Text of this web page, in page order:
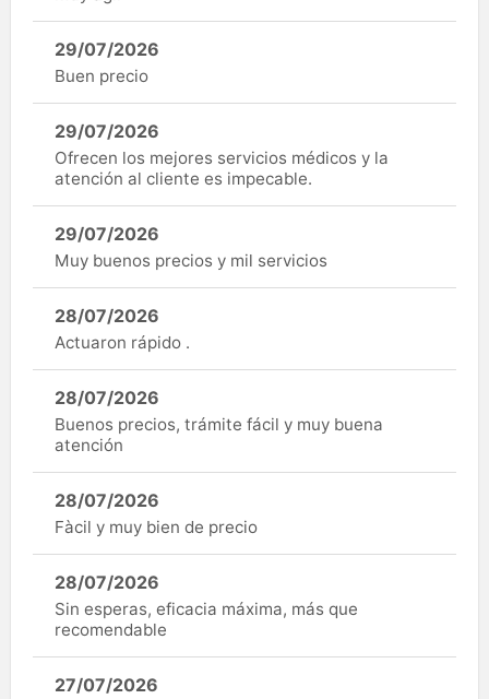
29/07/2026
Buen precio
29/07/2026
Ofrecen los mejores servicios médicos y la
atención al cliente es impecable.
29/07/2026
Muy buenos precios y mil servicios
28/07/2026
Actuaron rápido .
28/07/2026
Buenos precios, trámite fácil y muy buena
atención
28/07/2026
Fàcil y muy bien de precio
28/07/2026
Sin esperas, eficacia máxima, más que
recomendable
27/07/2026